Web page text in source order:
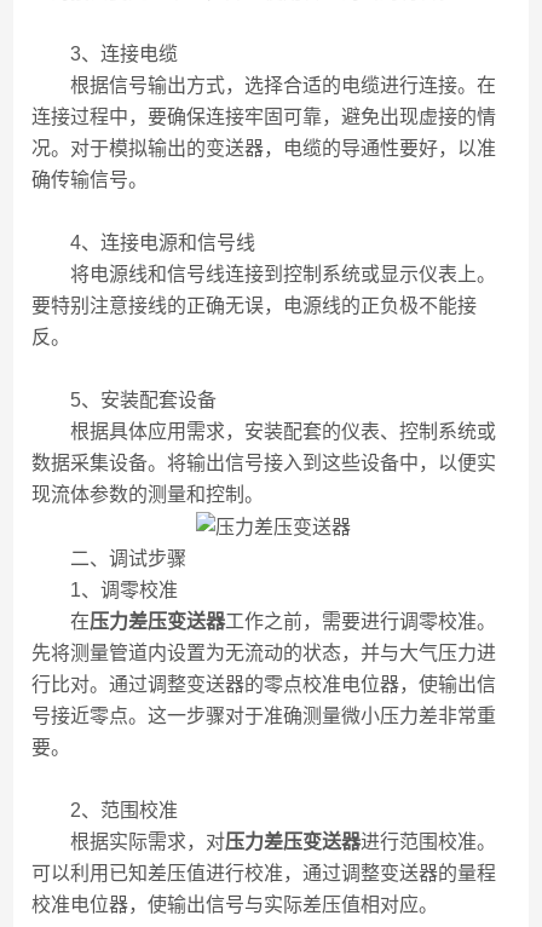
3、连接电缆
根据信号输出方式，选择合适的电缆进行连接。在
连接过程中，要确保连接牢固可靠，避免出现虚接的情
况。对于模拟输出的变送器，电缆的导通性要好，以准
确传输信号。
4、连接电源和信号线
将电源线和信号线连接到控制系统或显示仪表上。
要特别注意接线的正确无误，电源线的正负极不能接
反。
5、安装配套设备
根据具体应用需求，安装配套的仪表、控制系统或
数据采集设备。将输出信号接入到这些设备中，以便实
现流体参数的测量和控制。
二、调试步骤
1、调零校准
在压力差压变送器工作之前，需要进行调零校准。
先将测量管道内设置为无流动的状态，并与大气压力进
行比对。通过调整变送器的零点校准电位器，使输出信
号接近零点。这一步骤对于准确测量微小压力差非常重
要。
2、范围校准
根据实际需求，对压力差压变送器进行范围校准。
可以利用已知差压值进行校准，通过调整变送器的量程
校准电位器，使输出信号与实际差压值相对应。